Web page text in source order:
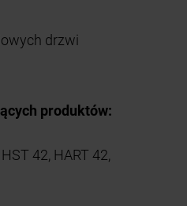
drzwi
produktów:
42, HART 42,